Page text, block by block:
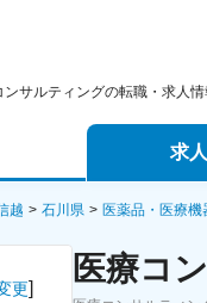
ンサルティングの転職・求人
求
エージェン
スカウトサ
越 石川県 医薬品・医療
更] 医療コ